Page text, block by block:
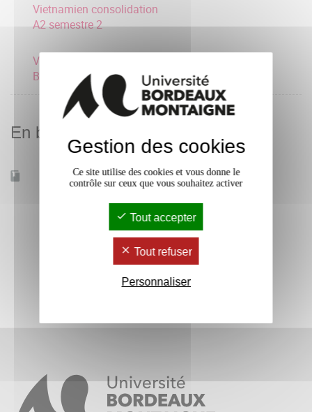
Vietnamien consolidation
A2 semestre 2
Vietnamien consolidation
B1 semestre 2
En bref
Accessible à distance Non
Gestion des cookies
Ce site utilise des cookies et vous donne le
contrôle sur ceux que vous souhaitez activer
Tout accepter
Tout refuser
Personnaliser